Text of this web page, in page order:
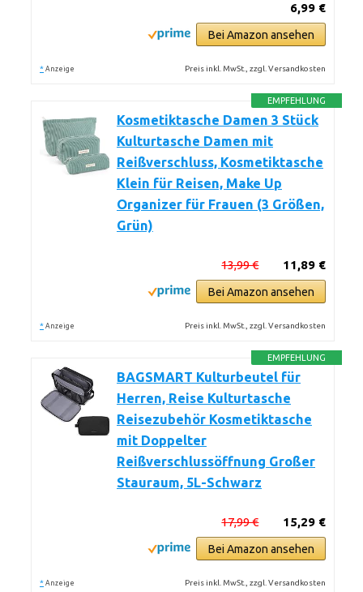
6,99 €
Bei Amazon ansehen
* Anzeige Preis inkl. MwSt., zzgl. Versandkosten
EMPFEHLUNG
Kosmetiktasche Damen 3 Stück
Kulturtasche Damen mit
Reißverschluss, Kosmetiktasche
Klein für Reisen, Make Up
Organizer für Frauen (3 Größen,
Grün)
11,89 €
13,99 €
Bei Amazon ansehen
* Anzeige Preis inkl. MwSt., zzgl. Versandkosten
EMPFEHLUNG
BAGSMART Kulturbeutel für
Herren, Reise Kulturtasche
Reisezubehör Kosmetiktasche
mit Doppelter
Reißverschlussöffnung Großer
Stauraum, 5L-Schwarz
15,29 €
17,99 €
Bei Amazon ansehen
* Anzeige Preis inkl. MwSt., zzgl. Versandkosten